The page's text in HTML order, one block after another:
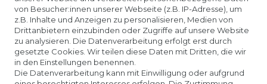
KONTAKTLINSEN EINSETZEN
UNTERNEHMEN
ÜBER UNS
von Besucher:innen unserer Webseite (z.B. IP-Adresse), um
z.B. Inhalte und Anzeigen zu personalisieren, Medien von
Drittanbietern einzubinden oder Zugriffe auf unsere Website
zu analysieren. Die Datenverarbeitung erfolgt erst durch
gesetzte Cookies. Wir teilen diese Daten mit Dritten, die wir
in den Einstellungen benennen.
Die Datenverarbeitung kann mit Einwilligung oder aufgrund